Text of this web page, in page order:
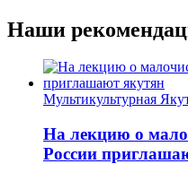
Наши
Мультикультурная
На лекцию о
России